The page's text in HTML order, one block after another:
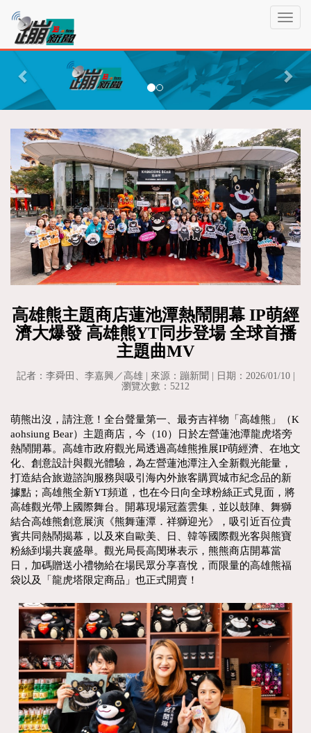
T
g
l
e
v
i
g
a
t
i
o
n
蹦
新
聞P
r
v
i
o
u
s
N
e
x
t
高雄熊主題商店蓮池潭熱鬧開幕 IP萌經
濟大爆發 高雄熊YT同步登場 全球首播
主題曲MV
記者：李舜田、李嘉興／高雄 | 來源：蹦新聞 | 日期：2026/01/10 |
瀏覽次數：5212
萌熊出沒，請注意！全台聲量第一、最夯吉祥物「高雄熊」（K
aohsiung Bear）主題商店，今（10）日於左營蓮池潭龍虎塔旁
熱鬧開幕。高雄市政府觀光局透過高雄熊推展IP萌經濟、在地文
化、創意設計與觀光體驗，為左營蓮池潭注入全新觀光能量，
打造結合旅遊諮詢服務與吸引海內外旅客購買城市紀念品的新
據點；高雄熊全新YT頻道，也在今日向全球粉絲正式見面，將
高雄觀光帶上國際舞台。開幕現場冠蓋雲集，並以鼓陣、舞獅
結合高雄熊創意展演《熊舞蓮潭．祥獅迎光》，吸引近百位貴
賓共同熱鬧揭幕，以及來自歐美、日、韓等國際觀光客與熊寶
粉絲到場共襄盛舉。觀光局長高閔琳表示，熊熊商店開幕當
日，加碼贈送小禮物給在場民眾分享喜悅，而限量的高雄熊福
袋以及「龍虎塔限定商品」也正式開賣！